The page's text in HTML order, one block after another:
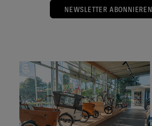
NEWSLETTER ABONNIEREN